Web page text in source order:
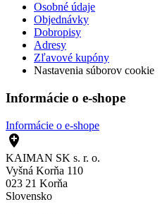
Osobné údaje
Objednávky
Dobropisy
Adresy
Zľavové kupóny
Nastavenia súborov cookie
Informácie o e-shope
Informácie o e-shope

KAIMAN SK s. r. o.
Vyšná Korňa 110
023 21 Korňa
Slovensko